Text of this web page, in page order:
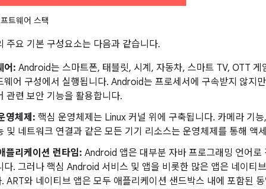
트웨어 스택
주요 기본 구성요소는 다음과 같습니다.
어: Android는 스마트폰, 태블릿, 시계, 자동차, 스마트 TV, OTT
웨어 구성에서 실행됩니다. Android는 프로세서에 구속받지 않지
관련 보안 기능을 활용합니다.
영체제: 핵심 운영체제는 Linux 커널 위에 구축됩니다. 카메라 기
및 네트워크 연결과 같은 모든 기기 리소스는 운영체제를 통해 액
리케이션 런타임: Android 앱은 대부분 자바 프로그래밍 언어
다. 그러나 핵심 Android 서비스 및 앱을 비롯한 많은 앱은 네이티
ART와 네이티브 앱은 모두 애플리케이션 샌드박스 내에 포함된